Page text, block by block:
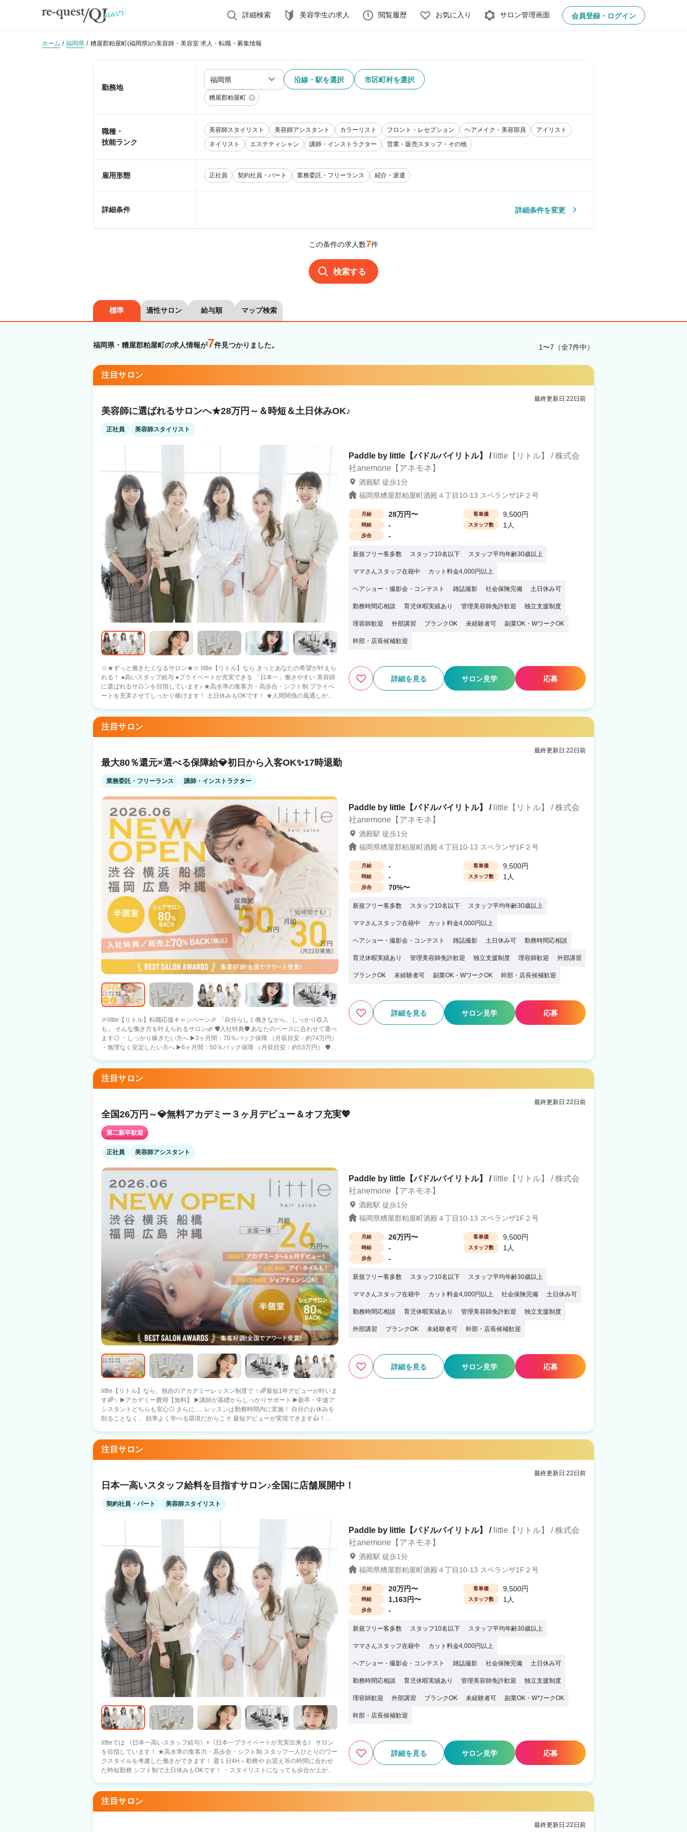
詳細検索 美容学生の求人 閲覧履歴 お気に入り サロン管理画面 会員登録・ログイン
ホーム 福岡県 糟屋郡粕屋町(福岡県)の美容師・美容室 求人・転職・募集情報
勤務地
沿線・駅を選択 市区町村を選択
糟屋郡粕屋町
職種・
技能ランク
美容師スタイリスト 美容師アシスタント カラーリスト フロント・レセプション ヘアメイク・美容部員
アイリスト
ネイリスト
エステティシャン 講師・インストラクター 営業・販売スタッフ・その他
雇用形態 正社員 契約社員・パート 業務委託・フリーランス 紹介・派遣
詳細条件 詳細条件を変更
この条件の求人数7件
検索する
標準 適性サロン 給与順 マップ検索
福岡県・糟屋郡粕屋町の求人情報が7件見つかりました。 1〜7（全7件中）
注目サロン
最終更新日:22日前
美容師に選ばれるサロンへ★28万円～＆時短＆土日休みOK♪
正社員 美容師スタイリスト
☆★ずっと働きたくなるサロン★☆ little【リトル】なら きっとあなたの希望が叶えら
れる！ ●高いスタッフ給与 ●プライベートが充実できる 「日本一」働きやすい 美容師
に選ばれるサロンを目指しています♪ ★高水準の集客力・高歩合・シフト制 プライベ
ートを充実させてしっかり稼げます！ 土日休みもOKです！ ★人間関係の風通しがよ
備 銀行借入などの資金調達 エリア新規出店 物件探し、内装外装のサポート 好条件の
材料仕入れ 集客・求人 給料計算・事務の援助 スタッフマネジメント 経営サポート 〇
美容師さんの 入社１カ月後の声を集めました♪ 『応募のきっかけ』 ・前職の先輩の紹
介（26歳女性） ・自由シフト（31歳女性） ・全国90店舗以上の安定経営（30歳男
性） 『見学・面接のときの印象は？』 ・給与や人間関係など、個人の悩みを解消でき
る点を解説してくれて優しかった（24歳女性） ・見学で一緒に働く人やサロンの雰囲
気を確認できてよかった（25歳女性） 複数店舗の見学なども実施しております！ まず
はぜひお気軽にお問合せ下さい♪
Paddle by little【パドルバイリトル】 / little【リトル】 / 株式会
社anemone【アネモネ】
酒殿駅 徒歩1分
福岡県糟屋郡粕屋町酒殿４丁目10-13 スペランザ1F２号
月給 28万円〜 客単価 9,500円
時給 - スタッフ数 1人
歩合 -
新規フリー客多数 スタッフ10名以下 スタッフ平均年齢30歳以上
ママさんスタッフ在籍中 カット料金4,000円以上
ヘアショー・撮影会・コンテスト 雑誌撮影 社会保険完備 土日休み可
勤務時間応相談 育児休暇実績あり 管理美容師免許歓迎 独立支援制度
理容師歓迎 外部講習 ブランクOK 未経験者可 副業OK・WワークOK
幹部・店長候補歓迎
詳細を見る サロン見学 応募
注目サロン
最終更新日:22日前
最大80％還元×選べる保障給💎初日から入客OK✨17時退勤
業務委託・フリーランス 講師・インストラクター
🎉little【リトル】転職応援キャンペーン🎉 「自分らしく働きながら、しっかり収入
も」 そんな働き方を叶えられるサロン🌿 🛡️入社特典🛡️ あなたのペースに合わせて選べ
ます◎ ・しっかり稼ぎたい方へ ▶️3ヶ月間：70％バック保障 （月収目安：約74万円）
・無理なく安定したい方へ ▶️6ヶ月間：50％バック保障 （月収目安：約53万円） 🛡️入
選べる安心サポート✨ 🍀安心の報酬保証🍀 フリー：40％バック 指名 ：50％バック
面貸 ：60％バック 総売上100万（税込）超えると報酬5％UP 100万超えるスタッフ
でボーナスまたは社員旅行制度アリ（韓国予定） 💠お休み 【自由出勤】です♪ ・月６
日 👉 しっかり収入を得たい方 ・月10日 👉 プライベートとのバランスを重視してい
る方 ・月15日 👉 自分らしいペースで安定して働きたい方 ➡️人生をより豊かにできる
環境を整えております🤝 🔄️正社員 ⇔ 業務委託 切り替えOK ✔️まずは正社員で安定 ✔️
慣れたら業務委託に挑戦 ➡️ライフステージが変わっても続けられます 📩【オンライン
でもOK】【履歴書不要】 まずは見学・ご相談だけでもOK！ お気軽にご応募ください
✨ 無理なく、でもちゃんと稼げる。 そんな働き方を探している方へ。 little【リトル】
Paddle by little【パドルバイリトル】 / little【リトル】 / 株式会
社anemone【アネモネ】
酒殿駅 徒歩1分
福岡県糟屋郡粕屋町酒殿４丁目10-13 スペランザ1F２号
月給 - 客単価 9,500円
時給 - スタッフ数 1人
歩合 70%〜
新規フリー客多数 スタッフ10名以下 スタッフ平均年齢30歳以上
ママさんスタッフ在籍中 カット料金4,000円以上
ヘアショー・撮影会・コンテスト 雑誌撮影 土日休み可 勤務時間応相談
育児休暇実績あり 管理美容師免許歓迎 独立支援制度 理容師歓迎 外部講習
ブランクOK 未経験者可 副業OK・WワークOK 幹部・店長候補歓迎
詳細を見る サロン見学 応募
注目サロン
最終更新日:22日前
全国26万円～💎無料アカデミー３ヶ月デビュー＆オフ充実💖
第二新卒歓迎
正社員 美容師アシスタント
little【リトル】なら、独自のアカデミーレッスン制度で ✨🌈最短1年デビューが叶いま
す🌈✨ ▶️アカデミー費用【無料】 ▶️講師が基礎からしっかりサポート ▶️新卒・中途ア
シスタントどちらも安心◎ さらに..... レッスンは勤務時間内に実施！ 自分のお休みを
削ることなく、 効率よく学べる環境だからこそ 最短デビューが実現できます👍！
トとして活躍したい🌀 そんな方には..... 3か月～半年後デビュープランあり！ ✅基本給
26万円スタート👑 ✅デビュースタイリストの平均給与35万円💎 即戦力の方をしっかり
談だけでもOK！ お気軽にご応募ください✨
Paddle by little【パドルバイリトル】 / little【リトル】 / 株式会
社anemone【アネモネ】
酒殿駅 徒歩1分
福岡県糟屋郡粕屋町酒殿４丁目10-13 スペランザ1F２号
月給 26万円〜 客単価 9,500円
時給 - スタッフ数 1人
歩合 -
新規フリー客多数 スタッフ10名以下 スタッフ平均年齢30歳以上
ママさんスタッフ在籍中 カット料金4,000円以上 社会保険完備 土日休み可
勤務時間応相談 育児休暇実績あり 管理美容師免許歓迎 独立支援制度
外部講習 ブランクOK 未経験者可 幹部・店長候補歓迎
詳細を見る サロン見学 応募
注目サロン
最終更新日:22日前
日本一高いスタッフ給料を目指すサロン♪全国に店舗展開中！
契約社員・パート 美容師スタイリスト
littleでは 《日本一高いスタッフ給与》×《日本一プライベートが充実出来る》 サロン
を目指しています！ ★高水準の集客力・高歩合・シフト制 スタッフ一人ひとりのワー
クスタイルを考慮した働きができます！ 週１日4H～勤務や お迎え等の時間に合わせ
た時短勤務 シフト制で土日休みもOKです！ ・スタイリストになっても歩合が上がら
用しているため、 売上が伸ばしやすい環境です！ プライベートを充実させてしっかり
稼いでくださいね！ ★人間関係の風通しがよくスタッフが成長できる社風 在籍スタッ
Paddle by little【パドルバイリトル】 / little【リトル】 / 株式会
社anemone【アネモネ】
酒殿駅 徒歩1分
福岡県糟屋郡粕屋町酒殿４丁目10-13 スペランザ1F２号
月給 20万円〜 客単価 9,500円
時給 1,163円〜 スタッフ数 1人
歩合 -
新規フリー客多数 スタッフ10名以下 スタッフ平均年齢30歳以上
ママさんスタッフ在籍中 カット料金4,000円以上
ヘアショー・撮影会・コンテスト 雑誌撮影 社会保険完備 土日休み可
勤務時間応相談 育児休暇実績あり 管理美容師免許歓迎 独立支援制度
理容師歓迎 外部講習 ブランクOK 未経験者可 副業OK・WワークOK
幹部・店長候補歓迎
詳細を見る サロン見学 応募
注目サロン
最終更新日:22日前